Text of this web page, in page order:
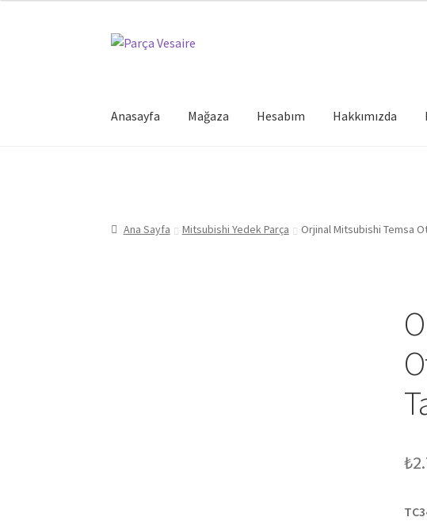
Dolaşıma
İçeriğe
Anasayfa Mağaza Hesabım Hakkımızda
Ana Sayfa Mitsubishi Yedek Parça Orjinal Mitsubishi Temsa
₺